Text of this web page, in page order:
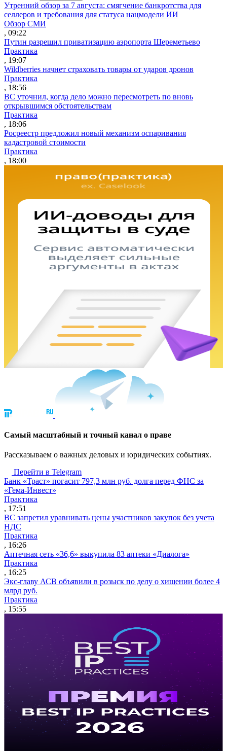
Утренний обзор за 7 августа: смягчение банкротства для
селлеров и требования для статуса нацмодели ИИ
Обзор СМИ
, 09:22
Путин разрешил приватизацию аэропорта Шереметьево
Практика
, 19:07
Wildberries начнет страховать товары от ударов дронов
Практика
, 18:56
ВС уточнил, когда дело можно пересмотреть по вновь
открывшимся обстоятельствам
Практика
, 18:06
Росреестр предложил новый механизм оспаривания
кадастровой стоимости
Практика
, 18:00
Cамый масштабный и точный канал о праве
Рассказываем о важных деловых и юридических событиях.
Перейти в Telegram
Банк «Траст» погасит 797,3 млн руб. долга перед ФНС за
«Гема-Инвест»
Практика
, 17:51
ВС запретил уравнивать цены участников закупок без учета
НДС
Практика
, 16:26
Аптечная сеть «36,6» выкупила 83 аптеки «Диалога»
Практика
, 16:25
Экс-главу АСВ объявили в розыск по делу о хищении более 4
млрд руб.
Практика
, 15:55